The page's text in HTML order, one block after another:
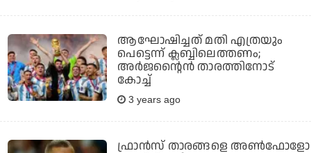
ആഘോഷിച്ചത് മതി എത്രയും
പെട്ടെന്ന് ക്ലബ്ബിലെത്തണം;
അർജന്റൈൻ താരത്തിനോട്
കോച്ച്
3 years ago
ഫ്രാൻസ് താരങ്ങളെ അൺഫോളോ